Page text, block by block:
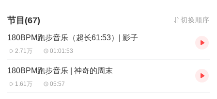
节目(67) 切换顺序
180BPM跑步音乐（超长61:53）| 影子
2.71万 01:01:53
180BPM跑步音乐 | 神奇的周末
1.61万 05:57